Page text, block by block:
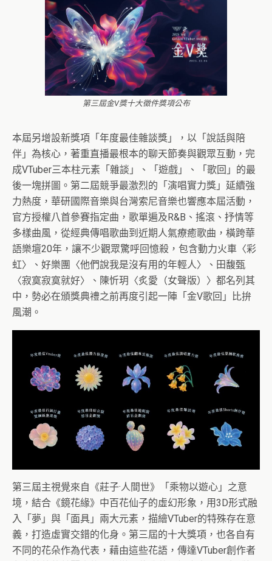
第三屆金V獎十大徵件獎項公布
本屆另增設新獎項「年度最佳雜談獎」，以「說話與陪
伴」為核心，著重直播最根本的聊天節奏與觀眾互動，完
成VTuber三本柱元素「雜談」、「遊戲」、「歌回」的最
後一塊拼圖。第二屆競爭最激烈的「演唱實力獎」延續強
力熱度，華研國際音樂與台灣索尼音樂也響應本屆活動，
官方授權八首參賽指定曲，歌單遍及R&B、搖滾、抒情等
多樣曲風，從經典傳唱歌曲到近期人氣療癒歌曲，橫跨華
語樂壇20年，讓不少觀眾驚呼回憶殺，包含動力火車〈彩
虹〉、好樂團〈他們說我是沒有用的年輕人〉、田馥甄
〈寂寞寂寞就好〉、陳忻玥〈炙愛（女聲版）〉都名列其
中，勢必在頒獎典禮之前再度引起一陣「金V歌回」比拚
風潮。
第三屆主視覺來自《莊子·人間世》「乘物以遊心」之意
境，結合《鏡花緣》中百花仙子的虛幻形象，用3D形式融
入「夢」與「面具」兩大元素，描繪VTuber的特殊存在意
義，打造虛實交錯的化身。第三屆的十大獎項，也各自有
不同的花朵作為代表，藉由這些花語，傳達VTuber創作者